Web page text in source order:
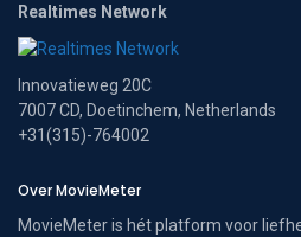
Realtimes Network
Innovatieweg 20C
7007 CD, Doetinchem, Netherlands
+31(315)-764002
Over MovieMeter
MovieMeter is hét platform voor